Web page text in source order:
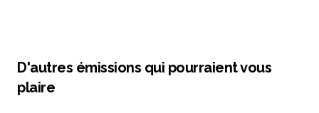
D'autres émissions qui pourraient vous
plaire